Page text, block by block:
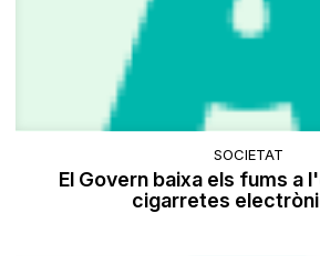
SOCIETAT
El Govern baixa els fums a
cigarretes